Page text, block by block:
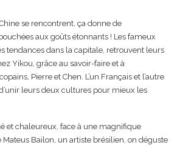
se rencontrent, ça donne de
aux goûts étonnants ! Les fameux
tendances dans la capitale, retrouvent leurs
Yikou, grâce au savoir-faire et à
Pierre et Chen. L’un Français et l’autre
leurs deux cultures pour mieux les
et chaleureux, face à une magnifique
Bailon, un artiste brésilien, on déguste